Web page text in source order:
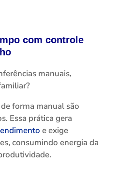
com controle
manuais,
forma manual são
Essa prática gera
e exige
consumindo energia da